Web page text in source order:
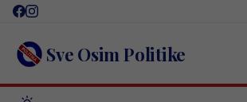
Skip
content Sve Osim Politike